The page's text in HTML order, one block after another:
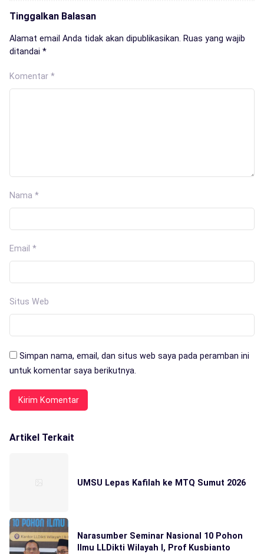
Tinggalkan Balasan
Alamat email Anda tidak akan dipublikasikan. Ruas yang wajib
ditandai *
Komentar *
Nama *
Email *
Situs Web
Simpan nama, email, dan situs web saya pada peramban ini
untuk komentar saya berikutnya.
Artikel Terkait
UMSU Lepas Kafilah ke MTQ Sumut 2026
Narasumber Seminar Nasional 10 Pohon
Ilmu LLDikti Wilayah I, Prof Kusbianto